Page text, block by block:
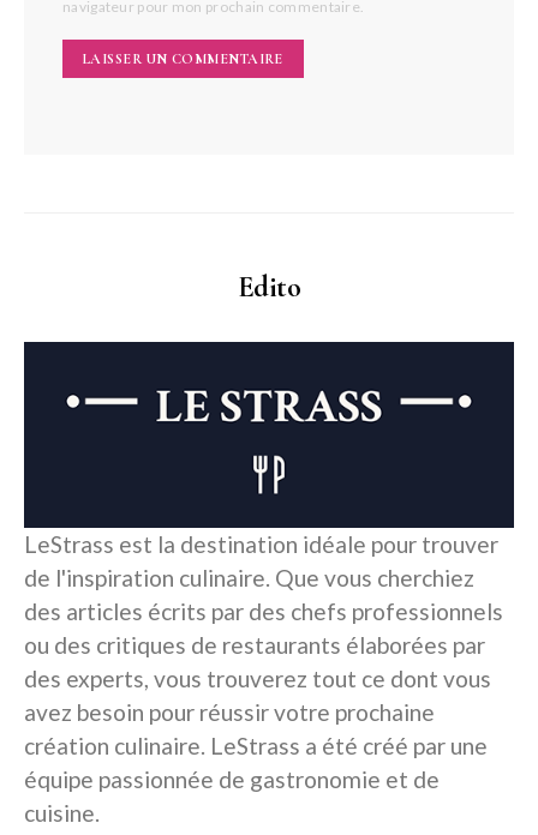
navigateur pour mon prochain commentaire.
Edito
LeStrass est la destination idéale pour trouver
de l'inspiration culinaire. Que vous cherchiez
des articles écrits par des chefs professionnels
ou des critiques de restaurants élaborées par
des experts, vous trouverez tout ce dont vous
avez besoin pour réussir votre prochaine
création culinaire. LeStrass a été créé par une
équipe passionnée de gastronomie et de
cuisine.